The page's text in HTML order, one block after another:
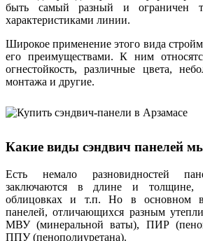
быть самый разный и ограничен
характеристиками линии.
Широкое применение этого вида
его преимуществами. К ним
огнестойкость, различные цвета,
монтажа и другие.
Какие виды сэндвич панелей
Есть немало разновидностей
заключаются в длине и толщине,
облицовках и т.п. Но в основном
панелей, отличающихся разным
МВУ (минеральной ваты), ПИР
ППУ (пенополиуретана).